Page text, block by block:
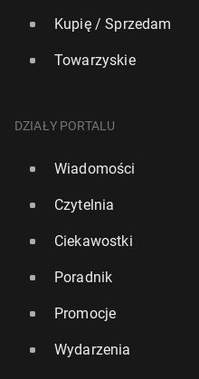
Kupię / Sprzedam
Towarzyskie
DZIAŁY PORTALU
Wiadomości
Czytelnia
Ciekawostki
Poradnik
Promocje
Wydarzenia